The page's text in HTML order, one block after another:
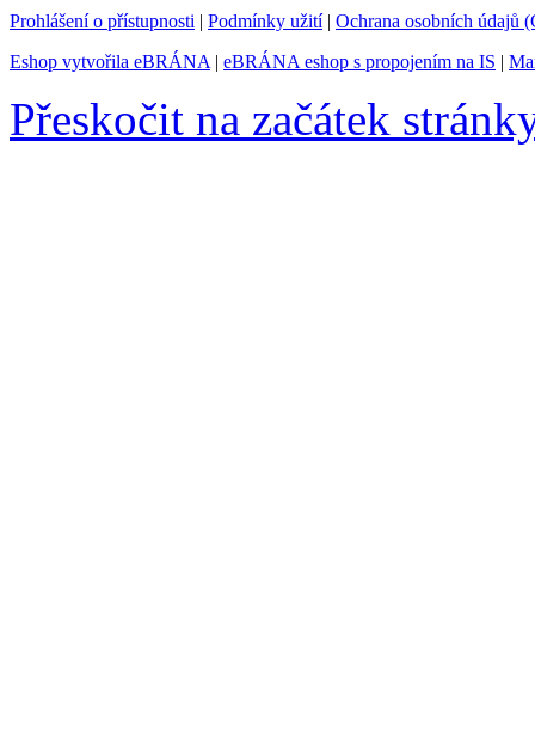
Prohlášení o přístupnosti | Podmínky užití| Ochrana osobních údajů
Eshop vytvořila eBRÁNA | eBRÁNA eshop s propojením na IS |
Přeskočit na začátek